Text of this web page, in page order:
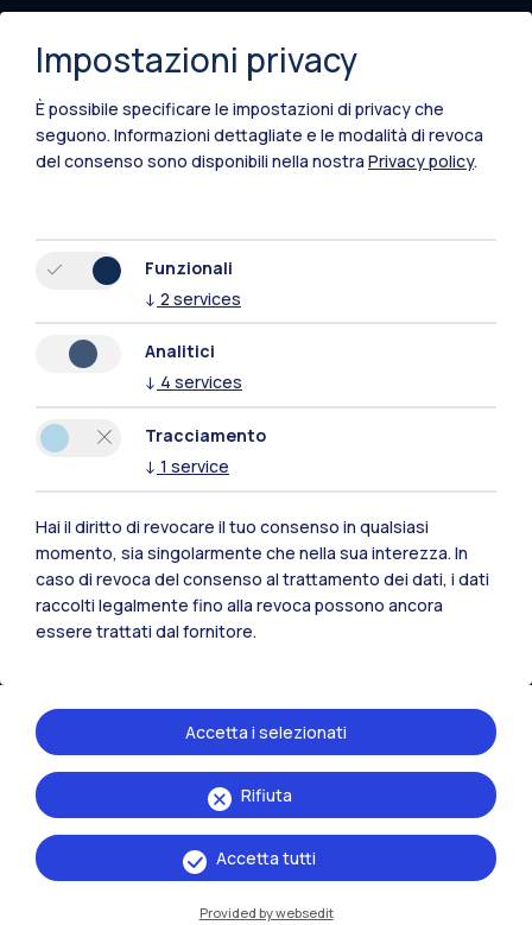
Sedi
Milano Leonardo
Milano Bovisa
Lecco
Mantova
Piacenza
Xi'an
Risorse
Contattaci
Impostazioni privacy
È possibile specificare le impostazioni di privacy che
seguono. Informazioni dettagliate e le modalità di revoca
del consenso sono disponibili nella nostra Privacy policy.
Funzionali
↓ 2 services
Analitici
↓ 4 services
Tracciamento
↓ 1 service
Hai il diritto di revocare il tuo consenso in qualsiasi
momento, sia singolarmente che nella sua interezza. In
caso di revoca del consenso al trattamento dei dati, i dati
raccolti legalmente fino alla revoca possono ancora
essere trattati dal fornitore.
Rifiuta
Accetta i selezionati
Accetta tutti
Provided by websedit